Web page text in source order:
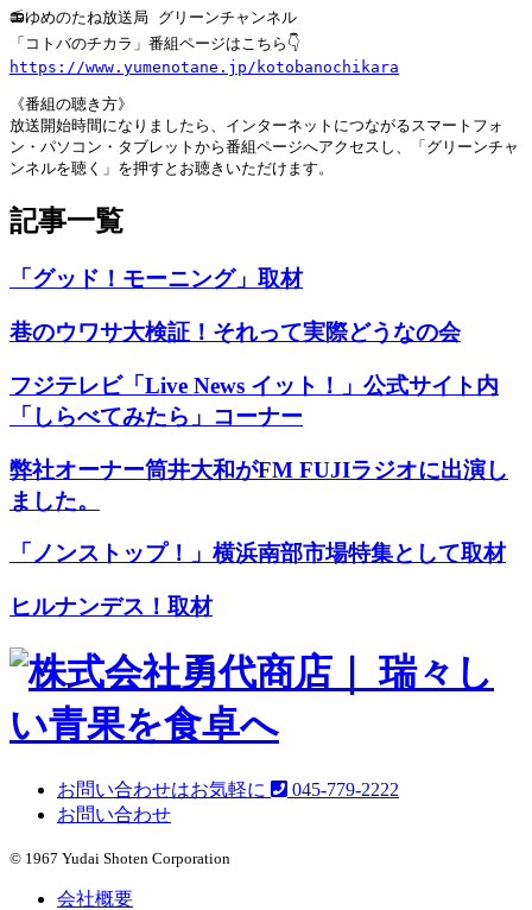
📻ゆめのたね放送局 グリーンチャンネル
https://www.yumenotane.jp/kotobanochikara
《番組の聴き方》
放送開始時間になりましたら、インターネットにつながるスマートフォ
ン・パソコン・タブレットから番組ページへアクセスし、「グリーンチャ
ンネルを聴く」を押すとお聴きいただけます。
記事一覧
「グッド！モーニング」取材
巷のウワサ大検証！それって実際どうなの会
フジテレビ「Live News イット！」公式サイト内
「しらべてみたら」コーナー
弊社オーナー筒井大和がFM FUJIラジオに出演し
ました。
「ノンストップ！」横浜南部市場特集として取材
ヒルナンデス！取材
お問い合わせはお気軽に
045-779-2222
お問い合わせ
© 1967 Yudai Shoten Corporation
会社概要